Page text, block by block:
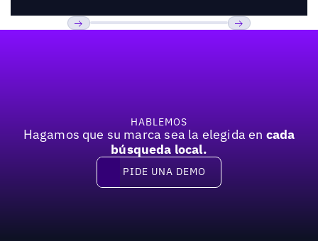
HABLEMOS
Hagamos que su marca sea la elegida en cada
búsqueda local.
Pide una demo
PIDE UNA DEMO